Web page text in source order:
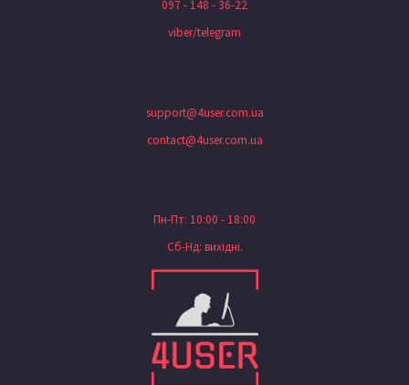
097 - 148 - 36-22
viber/telegram
support@4user.com.ua
contact@4user.com.ua
Пн-Пт: 10:00 - 18:00
Сб-Нд: вихідні.